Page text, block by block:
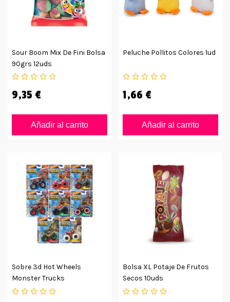
Sour Boom Mix De Fini Bolsa
90grs 12uds
9,35 €
Añadir al carrito
Peluche Pollitos Colores 1ud
1,66 €
Añadir al carrito
Sobre 3d Hot Wheels
Monster Trucks
Bolsa XL Potaje De Frutos
Secos 10uds